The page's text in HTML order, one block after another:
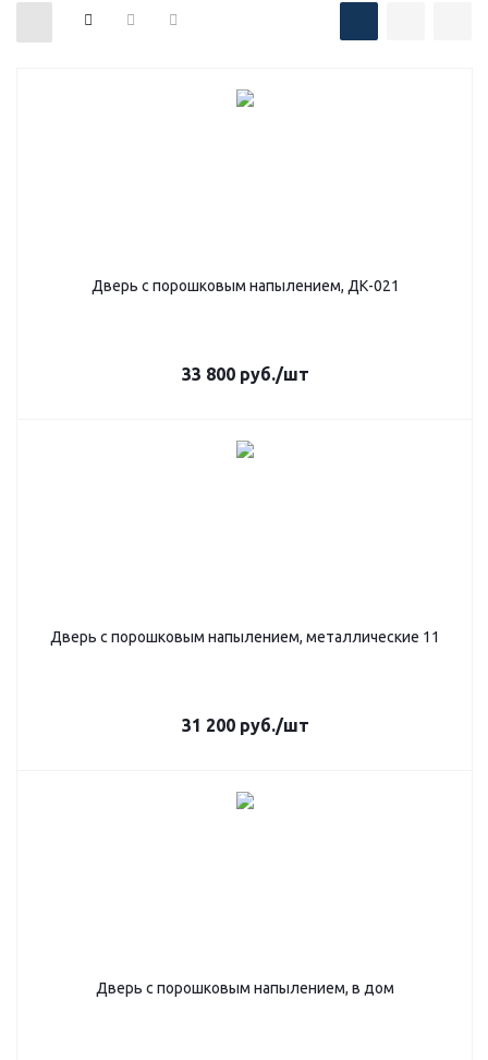
Дверь с порошковым напылением, ДК-021
33 800руб./шт
Дверь с порошковым напылением, металлические 11
31 200руб./шт
Дверь с порошковым напылением, в дом